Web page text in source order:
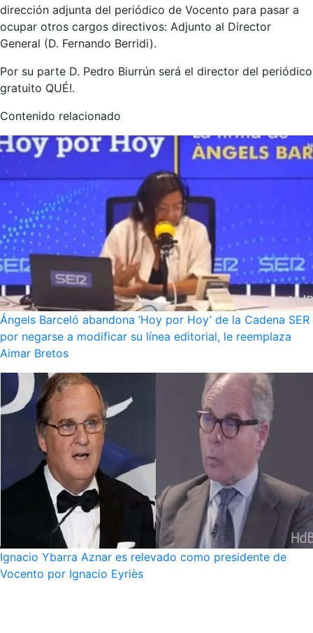
dirección adjunta del periódico de Vocento para pasar a
ocupar otros cargos directivos: Adjunto al Director
General (D. Fernando Berridi).
Por su parte D. Pedro Biurrún será el director del periódico
gratuito QUÉ!.
Contenido relacionado
Ángels Barceló abandona ‘Hoy por Hoy’ de la Cadena SER
por negarse a modificar su línea editorial, le reemplaza
Aimar Bretos
Ignacio Ybarra Aznar es relevado como presidente de
Vocento por Ignacio Eyriès